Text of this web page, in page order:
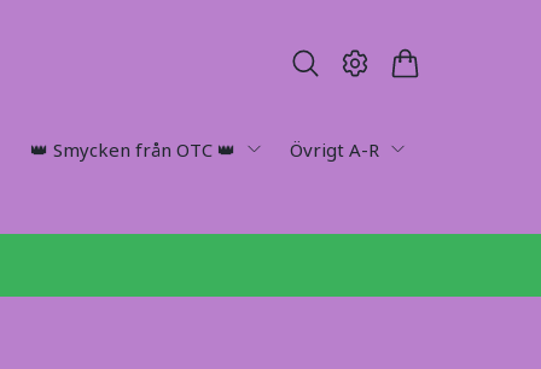
👑 Smycken från OTC 👑
Övrigt A-R